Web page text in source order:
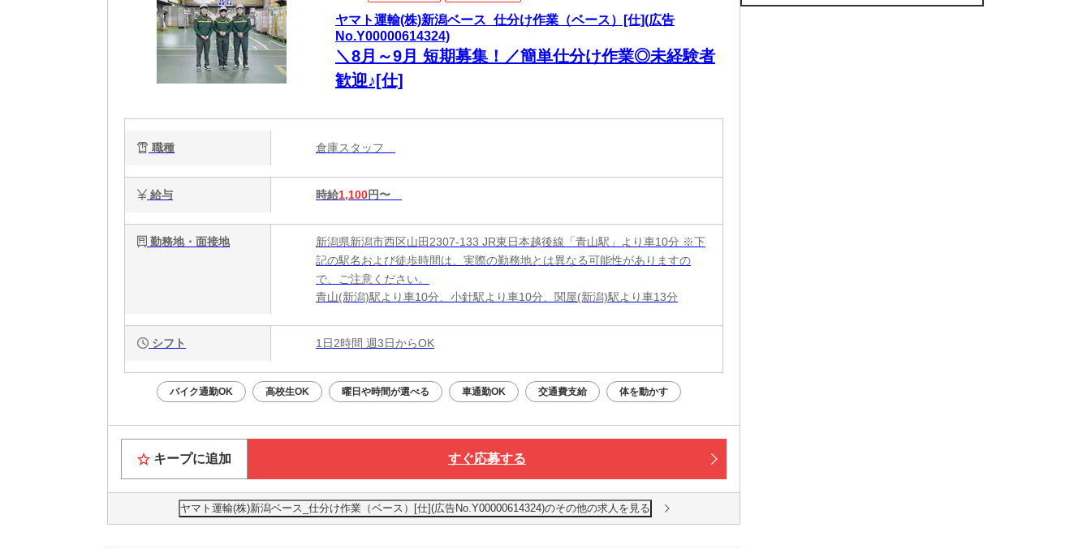
ヤマト運輸(株)新潟ベース_仕分け作業（ベース）[仕](広告
No.Y00000614324)
＼8月～9月 短期募集！／簡単仕分け作業◎未経験者
歓迎♪[仕]
職種 倉庫スタッフ
給与 時給1,100円〜
勤務地・面接地
新潟県新潟市西区山田2307-133 JR東日本越後線「青山駅」より車10分 ※下
記の駅名および徒歩時間は、実際の勤務地とは異なる可能性がありますの
で、ご注意ください。
青山(新潟)駅より車10分、小針駅より車10分、関屋(新潟)駅より車13分
シフト 1日2時間 週3日からOK
バイク通勤OK 高校生OK 曜日や時間が選べる 車通勤OK 交通費支給 体を動かす
キープに追加 すぐ応募する
ヤマト運輸(株)新潟ベース_仕分け作業（ベース）[仕](広告No.Y00000614324)のその他の求人を見る